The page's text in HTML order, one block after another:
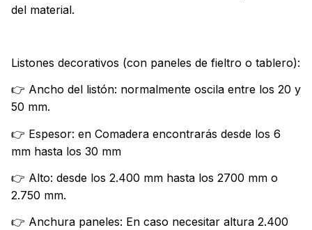
del material.
Listones decorativos (con paneles de fieltro o tablero):
👉 Ancho del listón: normalmente oscila entre los 20 y
50 mm.
👉 Espesor: en Comadera encontrarás desde los 6
mm hasta los 30 mm
👉 Alto: desde los 2.400 mm hasta los 2700 mm o
2.750 mm.
👉 Anchura paneles: En caso necesitar altura 2.400